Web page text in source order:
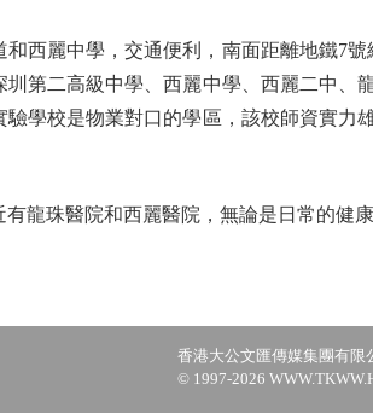
麗中學，交通便利，南面距離地鐵7號
圳第二高級中學、西麗中學、西麗二中、
學校是物業對口的學區，該校師資實力
珠醫院和西麗醫院，無論是日常的健康
香港大公文匯傳媒集團有限
© 1997-2026